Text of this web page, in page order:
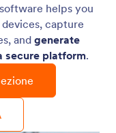
helps you
capture
and generate
secure platform.